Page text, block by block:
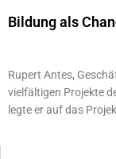
Bildung als
Rupert Antes,
vielfältigen Projekte
legte er auf das